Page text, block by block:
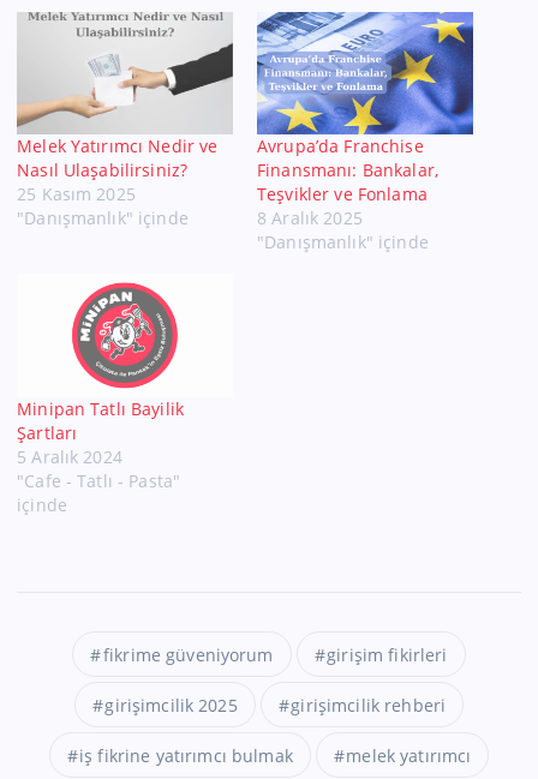
Melek Yatırımcı Nedir ve
Nasıl Ulaşabilirsiniz?
25 Kasım 2025
"Danışmanlık" içinde
Avrupa’da Franchise
Finansmanı: Bankalar,
Teşvikler ve Fonlama
8 Aralık 2025
"Danışmanlık" içinde
Minipan Tatlı Bayilik
Şartları
5 Aralık 2024
"Cafe - Tatlı - Pasta"
içinde
fikrime güveniyorum girişim fikirleri
girişimcilik 2025 girişimcilik rehberi
iş fikrine yatırımcı bulmak melek yatırımcı